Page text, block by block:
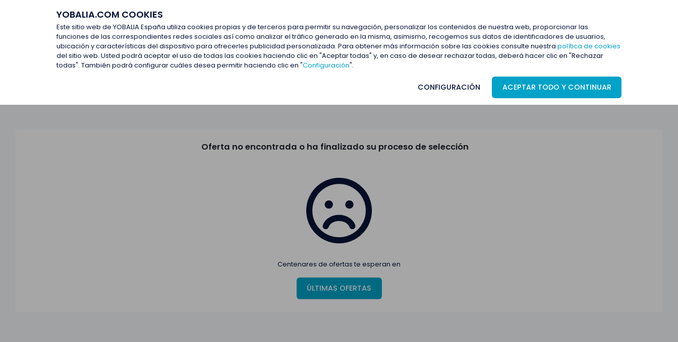
YOBALIA.COM COOKIES
Este sitio web de YOBALIA España utiliza cookies propias y de terceros para permitir su navegación, personalizar los contenidos de nuestra web, proporcionar las
funciones de las correspondientes redes sociales así como analizar el tráfico generado en la misma, asimismo, recogemos sus datos de identificadores de usuarios,
ubicación y características del dispositivo para ofrecerles publicidad personalizada. Para obtener más información sobre las cookies consulte nuestra política de cookies
del sitio web. Usted podrá aceptar el uso de todas las cookies haciendo clic en "Aceptar todas" y, en caso de desear rechazar todas, deberá hacer clic en "Rechazar
todas". También podrá configurar cuáles desea permitir haciendo clic en "Configuración".
CONFIGURACIÓN ACEPTAR TODO Y CONTINUAR
Últimas ofertas
Últimas ofertas
Oferta no encontrada o ha finalizado su proceso de selección
Centenares de ofertas te esperan en
ÚLTIMAS OFERTAS